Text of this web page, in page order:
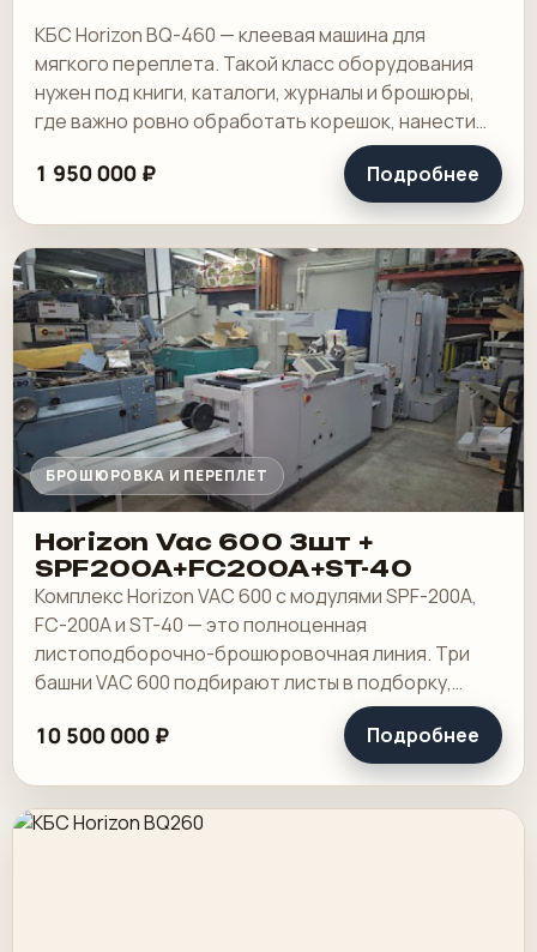
КБС Horizon BQ-460 — клеевая машина для
мягкого переплета. Такой класс оборудования
нужен под книги, каталоги, журналы и брошюры,
где важно ровно обработать корешок, нанести
клей и получить аккуратный готовый блок.
1 950 000 ₽ Подробнее
БРОШЮРОВКА И ПЕРЕПЛЕТ
Horizon Vac 600 3шт +
SPF200A+FC200A+ST-40
Комплекс Horizon VAC 600 с модулями SPF-200A,
FC-200A и ST-40 — это полноценная
листоподборочно-брошюровочная линия. Три
башни VAC 600 подбирают листы в подборку,
модуль SPF-200A выполняет фальцовку и
скрепление.
10 500 000 ₽ Подробнее